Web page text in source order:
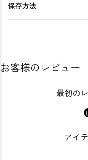
保存方法
お客様のレビュー
最初の
アイ